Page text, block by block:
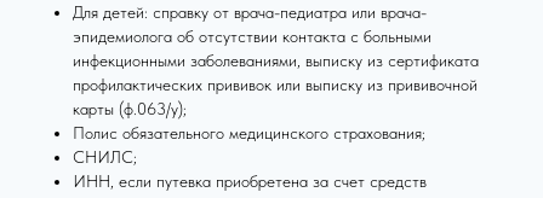
Для детей: справку от врача-педиатра или врача-
эпидемиолога об отсутствии контакта с больными
инфекционными заболеваниями, выписку из сертификата
профилактических прививок или выписку из прививочной
карты (ф.063/у);
Полис обязательного медицинского страхования;
СНИЛС;
ИНН, если путевка приобретена за счет средств